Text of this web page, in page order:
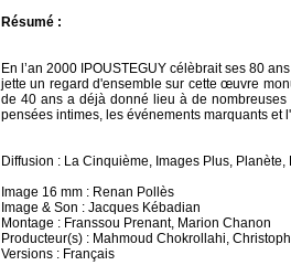
Résumé :
En l’an 2000 IPOUSTEGUY célèbrait ses 80
jette un regard d'ensemble sur cette œuvre
de 40 ans a déjà donné lieu à de
pensées intimes, les événements marquants et
Diffusion : La Cinquième, Images Plus, Planète,
Image 16 mm : Renan Pollès
Image & Son : Jacques Kébadian
Montage : Franssou Prenant, Marion Chanon
Producteur(s) : Mahmoud Chokrollahi,
Versions : Français